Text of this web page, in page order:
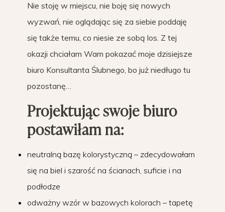
Nie stoję w miejscu, nie boję się nowych
wyzwań, nie oglądając się za siebie poddaję
się także temu, co niesie ze sobą los. Z tej
okazji chciałam Wam pokazać moje dzisiejsze
biuro Konsultanta Ślubnego, bo już niedługo tu
pozostanę…
Projektując swoje biuro
postawiłam na:
neutralną bazę kolorystyczną – zdecydowałam
się na biel i szarość na ścianach, suficie i na
podłodze
odważny wzór w bazowych kolorach – tapetę